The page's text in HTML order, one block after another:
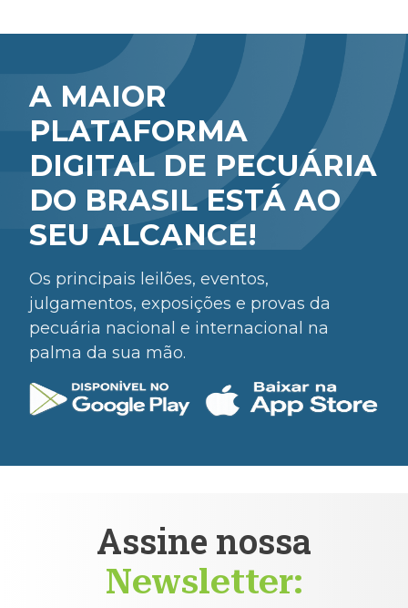
A MAIOR
PLATAFORMA
DIGITAL DE PECUÁRIA
DO BRASIL ESTÁ AO
SEU ALCANCE!
Os principais leilões, eventos,
julgamentos, exposições e provas da
pecuária nacional e internacional na
palma da sua mão.
Assine nossa
Newsletter: